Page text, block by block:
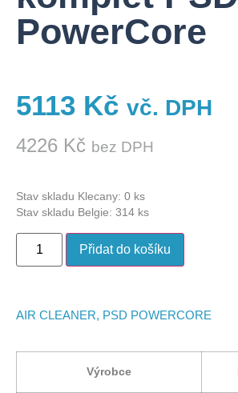
PowerCore
5113 Kč vč. DPH
4226 Kč bez DPH
Stav skladu Klecany: 0 ks
Stav skladu Belgie: 314 ks
Přidat do košíku
AIR CLEANER, PSD POWERCORE
Výrobce